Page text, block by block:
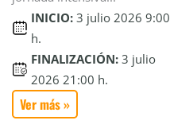
INICIO: 3 julio 2026 9:00
h.
FINALIZACIÓN: 3 julio
2026 21:00 h.
Ver más »